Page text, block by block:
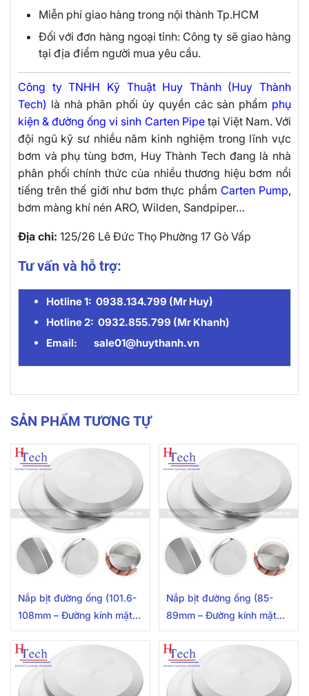
Miễn phí giao hàng trong nội thành Tp.HCM
Đối với đơn hàng ngoại tỉnh: Công ty sẽ giao hàng
tại địa điểm người mua yêu cầu.
Công ty TNHH Kỹ Thuật Huy Thành (Huy Thành
Tech) là nhà phân phối ủy quyền các sản phẩm phụ
kiện & đường ống vi sinh Carten Pipetại Việt Nam. Với
đội ngũ kỹ sư nhiều năm kinh nghiệm trong lĩnh vực
bơm và phụ tùng bơm, Huy Thành Tech đang là nhà
phân phối chính thức của nhiều thương hiệu bơm nổi
tiếng trên thế giới như bơm thực phẩm Carten Pump,
bơm màng khí nén ARO, Wilden, Sandpiper…
Địa chỉ: 125/26 Lê Đức Thọ Phường 17 Gò Vấp
Tư vấn và hỗ trợ:
Hotline 1: 0938.134.799 (Mr Huy)
Hotline 2: 0932.855.799 (Mr Khanh)
Email: sale01@huythanh.vn
SẢN PHẨM TƯƠNG TỰ
Nắp bịt đường ống (101.6-
108mm – Đường kính mặt
Nắp bịt đường ống (85-
89mm – Đường kính mặt